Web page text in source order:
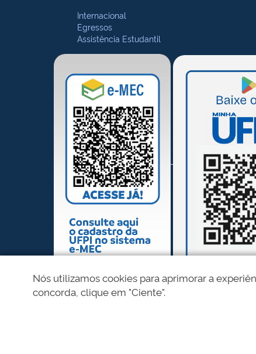
Internacional
Egressos
Assistência Estudantil
Nós utilizamos cookies para aprimorar a
concorda, clique em "Ciente".